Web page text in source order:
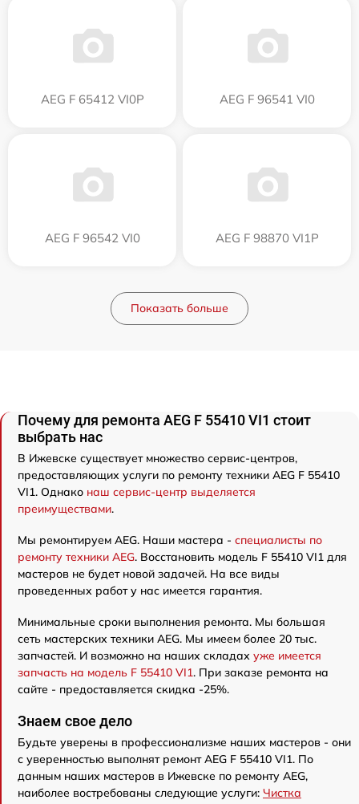
AEG F 65412 VI0P AEG F 96541 VI0
AEG F 96542 VI0 AEG F 98870 VI1P
Показать больше
Почему для ремонта AEG F 55410 VI1 стоит
выбрать нас
В Ижевске существует множество сервис-центров,
предоставляющих услуги по ремонту техники AEG F 55410
VI1. Однако наш сервис-центр выделяется
преимуществами.
Мы ремонтируем AEG. Наши мастера - специалисты по
ремонту техники AEG. Восстановить модель F 55410 VI1 для
мастеров не будет новой задачей. На все виды
проведенных работ у нас имеется гарантия.
Минимальные сроки выполнения ремонта. Мы большая
сеть мастерских техники AEG. Мы имеем более 20 тыс.
запчастей. И возможно на наших складах уже имеется
запчасть на модель F 55410 VI1. При заказе ремонта на
сайте - предоставляется скидка -25%.
Знаем свое дело
Будьте уверены в профессионализме наших мастеров - они
с уверенностью выполнят ремонт AEG F 55410 VI1. По
данным наших мастеров в Ижевске по ремонту AEG,
наиболее востребованы следующие услуги: Чистка